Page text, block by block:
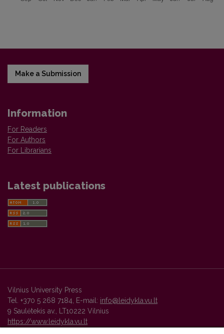
Make a Submission
Information
For Readers
For Authors
For Librarians
Latest publications
Vilnius University Press
Tel. +370 5 268 7184, E-mail: info@leidykla.vu.lt
9 Saulėtekis av., LT10222 Vilnius
https://www.leidykla.vu.lt